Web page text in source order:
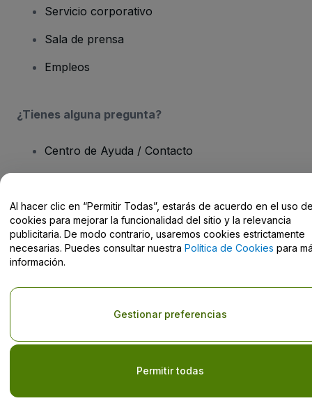
Servicio corporativo
Sala de prensa
Empleos
¿Tienes alguna pregunta?
Centro de Ayuda / Contacto
Derechos reservados © viagogo GmbH 2026 Datos de la Empresa
El uso de este sitio web constituye la aceptación de los
Términos y
Condiciones , de laPolítica de Privacidad, de laPolítica de Cookies
y de laPolítica de Privacidad para Móviles
privacidad
Al hacer clic en “Permitir Todas”, estarás de acuerdo en el uso
cookies para mejorar la funcionalidad del sitio y la relevancia
publicitaria. De modo contrario, usaremos cookies estrictamente
necesarias. Puedes consultar nuestra Política de Cookies para
información.
Permitir todas
Gestionar preferencias